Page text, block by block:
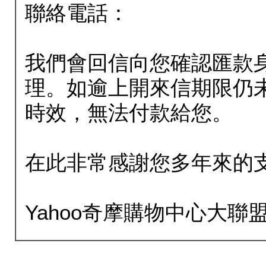
聯絡電話：
我們會回信向您確認匯款
理。如逾上開來信期限仍
時效，無法付款給您。
在此非常感謝您多年來的
Yahoo奇摩購物中心大